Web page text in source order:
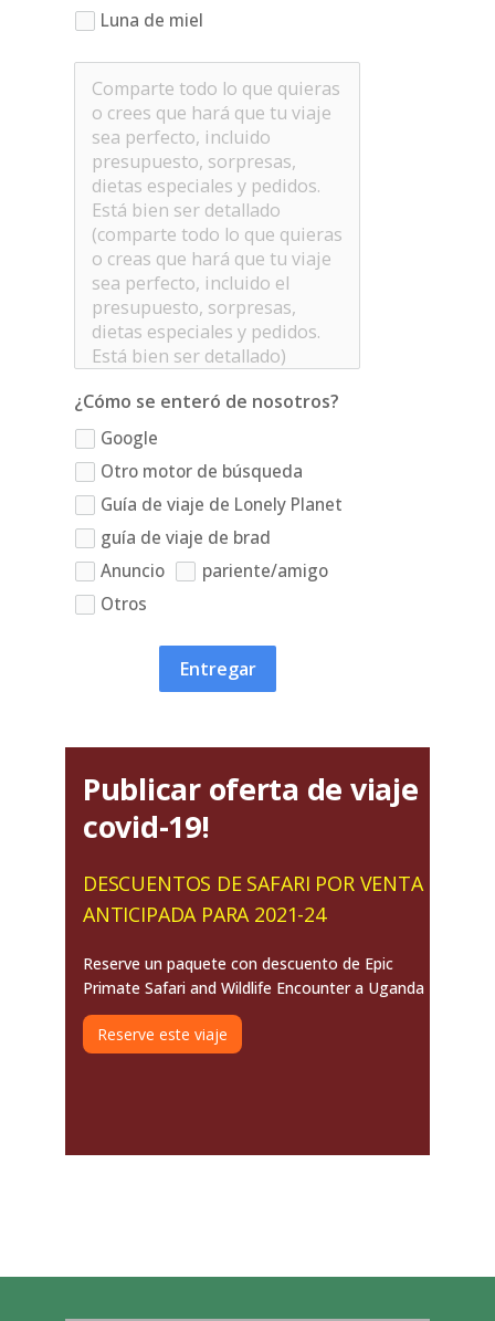
Luna de miel
¿Cómo se enteró de nosotros?
Google
Otro motor de búsqueda
Guía de viaje de Lonely Planet
guía de viaje de brad
Anuncio
pariente/amigo
Otros
Entregar
Publicar oferta de viaje
covid-19!
DESCUENTOS DE SAFARI POR VENTA
ANTICIPADA PARA 2021-24
Reserve un paquete con descuento de Epic
Primate Safari and Wildlife Encounter a Uganda
Reserve este viaje